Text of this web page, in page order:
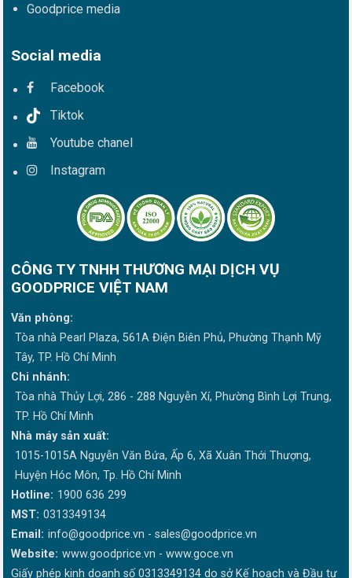
Goodprice media
Social media
Facebook
Tiktok
Youtube chanel
Instagram
CÔNG TY TNHH THƯƠNG MẠI DỊCH VỤ
GOODPRICE VIỆT NAM
Văn phòng:
Tòa nhà Pearl Plaza, 561A Điện Biên Phủ, Phường Thạnh Mỹ
Tây, TP. Hồ Chí Minh
Chi nhánh:
Tòa nhà Thủy Lợi, 286 - 288 Nguyễn Xí, Phường Bình Lợi Trung,
TP. Hồ Chí Minh
Nhà máy sản xuất:
1015-1015A Nguyễn Văn Bứa, Ấp 6, Xã Xuân Thới Thượng,
Huyện Hóc Môn, Tp. Hồ Chí Minh
Hotline: 1900 636 299
MST: 0313349134
Email: info@goodprice.vn - sales@goodprice.vn
Website: www.goodprice.vn - www.goce.vn
Giấy phép kinh doanh số 0313349134 do sở Kế hoạch và Đầu tư